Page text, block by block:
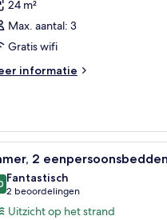
24 m²
Max. aantal: 3
Gratis wifi
informatie
een bureau en uitzicht op
8 2
van 10
Fantastisch
2 beoordelingen
(2
beoordelingen)
Uitzicht op het strand